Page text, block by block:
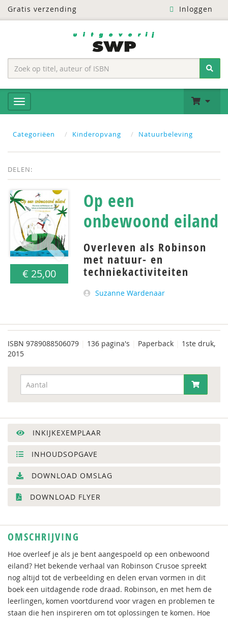
Gratis verzending Inloggen
Categoriëen Kinderopvang Natuurbeleving
DELEN:
€ 25,00
Op een
onbewoond eiland
Overleven als Robinson
met natuur- en
techniekactiviteiten
Suzanne Wardenaar
ISBN 9789088506079 136 pagina's Paperback
1ste druk,
2015
INKIJKEXEMPLAAR
INHOUDSOPGAVE
DOWNLOAD OMSLAG
DOWNLOAD FLYER
OMSCHRIJVING
Hoe overleef je als je bent aangespoeld op een onbewoond
eiland? Het bekende verhaal van Robinson Crusoe spreekt
nog altijd tot de verbeelding en delen ervan vormen in dit
boek een uitdagende rode draad. Robinson, en met hem de
leerlingen, komen voortdurend voor vragen en problemen te
staan die hen inspireren om tot oplossingen te komen. Hoe